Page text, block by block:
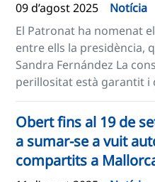
09 d’agost 2025
Notícia
El Patronat ha nomenat
entre ells la presidència,
Sandra Fernández La
perillositat està garantit i
Obert fins al 19 de
a sumar-se a vuit
compartits a